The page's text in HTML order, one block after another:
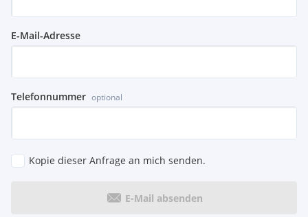
E-Mail-Adresse
Telefonnummer optional
Kopie dieser Anfrage an mich senden.
E-Mail absenden